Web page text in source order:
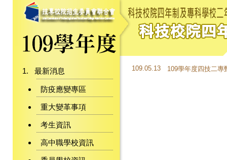
最新消息
防疫應變專區
重大變革事項
考生資訊
高中職學校資訊
109.05.13 109學年度四技二